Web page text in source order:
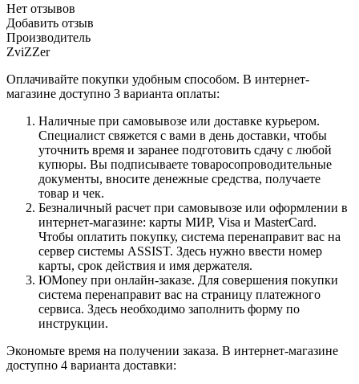
Нет отзывов
Добавить отзыв
Производитель
ZviZZer
Оплачивайте покупки удобным способом. В интернет-
магазине доступно 3 варианта оплаты:
Наличные при самовывозе или доставке курьером.
Специалист свяжется с вами в день доставки, чтобы
уточнить время и заранее подготовить сдачу с любой
купюры. Вы подписываете товаросопроводительные
документы, вносите денежные средства, получаете
товар и чек.
Безналичный расчет при самовывозе или оформлении в
интернет-магазине: карты МИР, Visa и MasterCard.
Чтобы оплатить покупку, система перенаправит вас на
сервер системы ASSIST. Здесь нужно ввести номер
карты, срок действия и имя держателя.
ЮMoney при онлайн-заказе. Для совершения покупки
система перенаправит вас на страницу платежного
сервиса. Здесь необходимо заполнить форму по
инструкции.
Экономьте время на получении заказа. В интернет-магазине
доступно 4 варианта доставки: